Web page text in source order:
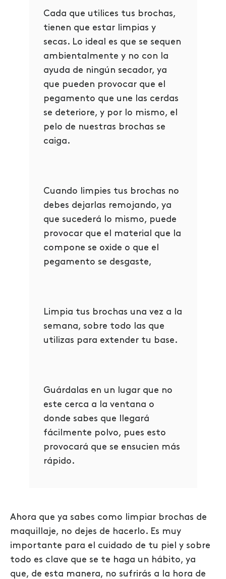
Cada que utilices tus brochas,
tienen que estar limpias y
secas. Lo ideal es que se sequen
ambientalmente y no con la
ayuda de ningún secador, ya
que pueden provocar que el
pegamento que une las cerdas
se deteriore, y por lo mismo, el
pelo de nuestras brochas se
caiga.
Cuando limpies tus brochas no
debes dejarlas remojando, ya
que sucederá lo mismo, puede
provocar que el material que la
compone se oxide o que el
pegamento se desgaste,
Limpia tus brochas una vez a la
semana, sobre todo las que
utilizas para extender tu base.
Guárdalas en un lugar que no
este cerca a la ventana o
donde sabes que llegará
fácilmente polvo, pues esto
provocará que se ensucien más
rápido.
Ahora que ya sabes como limpiar brochas de
maquillaje, no dejes de hacerlo. Es muy
importante para el cuidado de tu piel y sobre
todo es clave que se te haga un hábito, ya
que, de esta manera, no sufrirás a la hora de